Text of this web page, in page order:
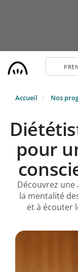
Accueil Nos
pour
Découvrez
la mentalité
et à écouter